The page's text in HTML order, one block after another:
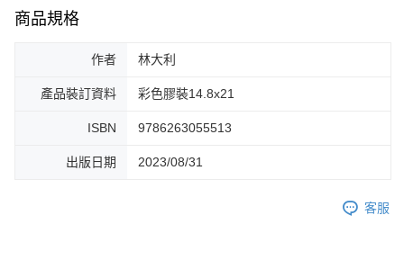
商品規格
作者 林大利
產品裝訂資料 彩色膠裝14.8x21
ISBN 9786263055513
出版日期 2023/08/31
客服